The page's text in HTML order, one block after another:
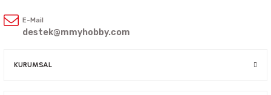
E-Mail
destek@mmyhobby.com
KURUMSAL